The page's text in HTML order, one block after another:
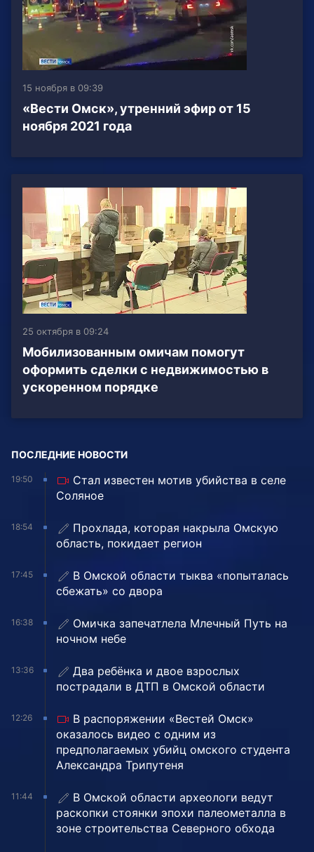
15 ноября в 09:39
«Вести Омск», утренний эфир от 15
ноября 2021 года
25 октября в 09:24
Мобилизованным омичам помогут
оформить сделки с недвижимостью в
ускоренном порядке
ПОСЛЕДНИЕ НОВОСТИ
19:50
Стал известен мотив убийства в селе
Соляное
18:54
Прохлада, которая накрыла Омскую
область, покидает регион
17:45
В Омской области тыква «попыталась
сбежать» со двора
16:38
Омичка запечатлела Млечный Путь на
ночном небе
13:36
Два ребёнка и двое взрослых
пострадали в ДТП в Омской области
12:26
В распоряжении «Вестей Омск»
оказалось видео с одним из
предполагаемых убийц омского студента
Александра Трипутеня
11:44
В Омской области археологи ведут
раскопки стоянки эпохи палеометалла в
зоне строительства Северного обхода